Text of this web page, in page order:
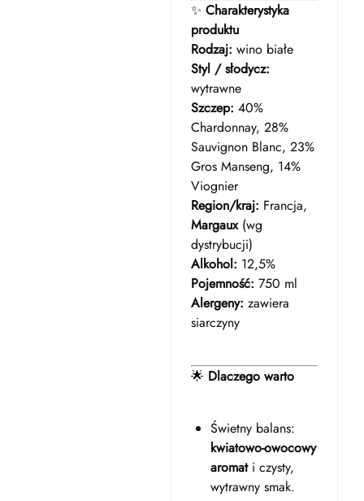
✨ Charakterystyka
produktu
Rodzaj: wino białe
Styl / słodycz:
wytrawne
Szczep: 40%
Chardonnay, 28%
Sauvignon Blanc, 23%
Gros Manseng, 14%
Viognier
Region/kraj: Francja,
Margaux(wg
dystrybucji)
Alkohol: 12,5%
Pojemność: 750 ml
Alergeny: zawiera
siarczyny
🌟 Dlaczego warto
Świetny balans:
kwiatowo-owocowy
aromati czysty,
wytrawny smak.